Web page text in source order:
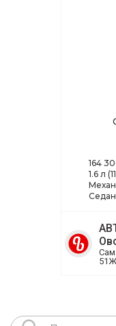
164
1.6 л
Седан
51Ж